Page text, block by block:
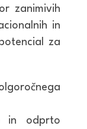
zanimivih
in
za
in odprto